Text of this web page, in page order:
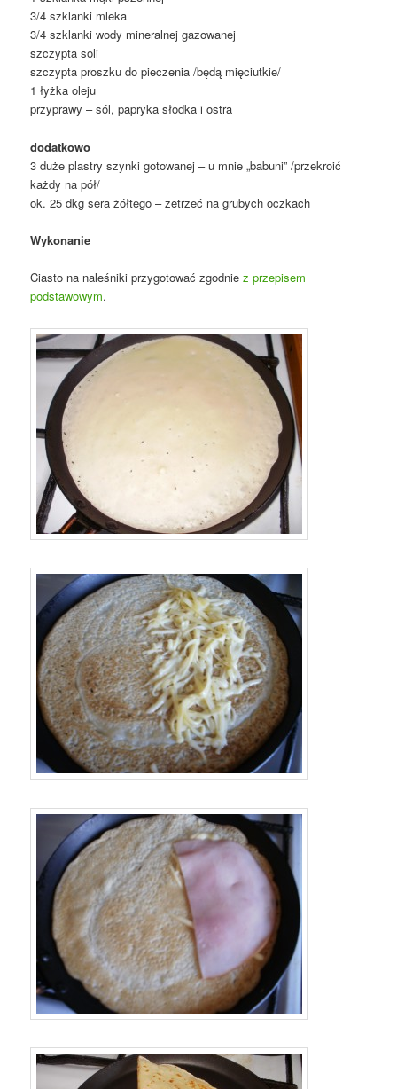
3/4 szklanki mleka
3/4 szklanki wody mineralnej gazowanej
szczypta soli
szczypta proszku do pieczenia /będą mięciutkie/
1 łyżka oleju
przyprawy – sól, papryka słodka i ostra
dodatkowo
3 duże plastry szynki gotowanej – u mnie „babuni” /przekroić
każdy na pół/
ok. 25 dkg sera żółtego – zetrzeć na grubych oczkach
Wykonanie
Ciasto na naleśniki przygotować zgodniez przepisem
podstawowym.